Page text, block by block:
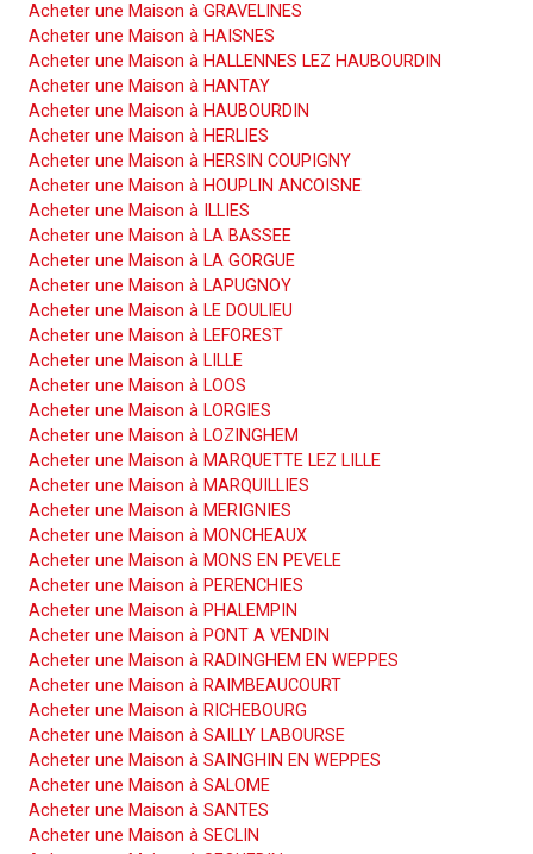
Acheter une Maison à GRAVELINES
Acheter une Maison à HAISNES
Acheter une Maison à HALLENNES LEZ HAUBOURDIN
Acheter une Maison à HANTAY
Acheter une Maison à HAUBOURDIN
Acheter une Maison à HERLIES
Acheter une Maison à HERSIN COUPIGNY
Acheter une Maison à HOUPLIN ANCOISNE
Acheter une Maison à ILLIES
Acheter une Maison à LA BASSEE
Acheter une Maison à LA GORGUE
Acheter une Maison à LAPUGNOY
Acheter une Maison à LE DOULIEU
Acheter une Maison à LEFOREST
Acheter une Maison à LILLE
Acheter une Maison à LOOS
Acheter une Maison à LORGIES
Acheter une Maison à LOZINGHEM
Acheter une Maison à MARQUETTE LEZ LILLE
Acheter une Maison à MARQUILLIES
Acheter une Maison à MERIGNIES
Acheter une Maison à MONCHEAUX
Acheter une Maison à MONS EN PEVELE
Acheter une Maison à PERENCHIES
Acheter une Maison à PHALEMPIN
Acheter une Maison à PONT A VENDIN
Acheter une Maison à RADINGHEM EN WEPPES
Acheter une Maison à RAIMBEAUCOURT
Acheter une Maison à RICHEBOURG
Acheter une Maison à SAILLY LABOURSE
Acheter une Maison à SAINGHIN EN WEPPES
Acheter une Maison à SALOME
Acheter une Maison à SANTES
Acheter une Maison à SECLIN